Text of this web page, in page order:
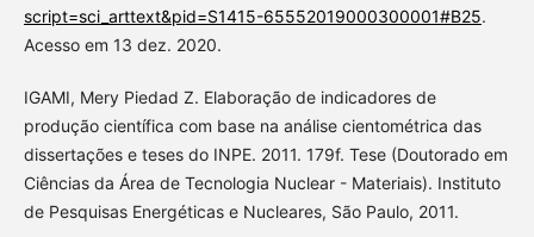
script=sci_arttext&pid=S1415-65552019000300001#B25.
Acesso em 13 dez. 2020.
IGAMI, Mery Piedad Z. Elaboração de indicadores de
produção científica com base na análise cientométrica das
dissertações e teses do INPE. 2011. 179f. Tese (Doutorado em
Ciências da Área de Tecnologia Nuclear - Materiais). Instituto
de Pesquisas Energéticas e Nucleares, São Paulo, 2011.